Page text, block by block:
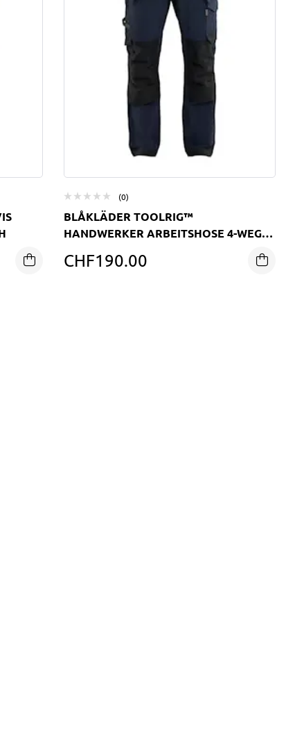
(0)
BLÅKLÄDER TOOLRIG™
HANDWERKER ARBEITSHOSE 4-WEGE-
CHF190.00